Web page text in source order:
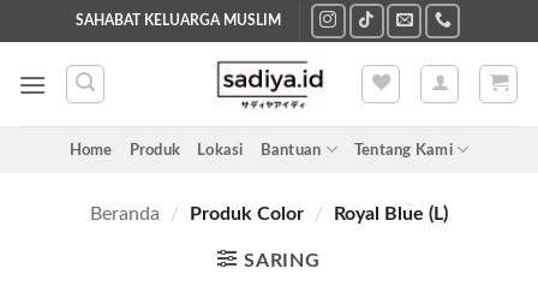
to
content
SAHABAT KELUARGA MUSLIM
Home Produk Lokasi Bantuan Tentang Kami
Beranda / Produk Color / Royal Blue (L)
SARING